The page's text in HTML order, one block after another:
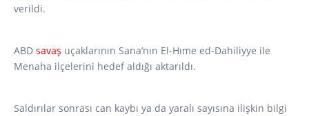
verildi.
ABD savaş uçaklarının Sana’nın El-Hıme ed-Dahiliyye ile
Menaha ilçelerini hedef aldığı aktarıldı.
Saldırılar sonrası can kaybı ya da yaralı sayısına ilişkin bilgi